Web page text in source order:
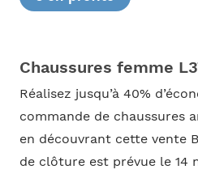
Chaussures femme
Réalisez jusqu’à 40%
commande de chaussures
en découvrant cette vente
de clôture est prévue le 14